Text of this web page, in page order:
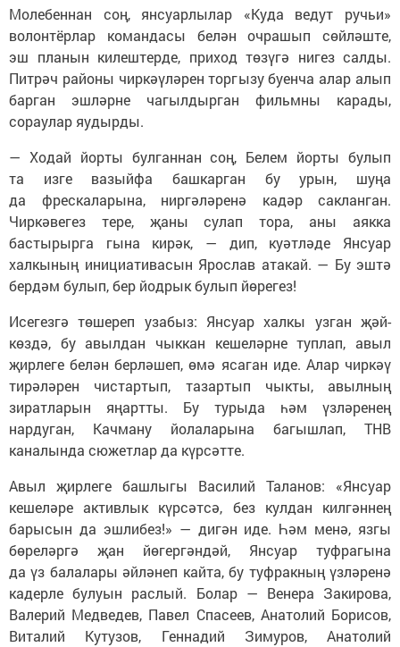
Молебеннан соң, янсуарлылар «Куда ведут ручьи»
волонтёрлар командасы белән очрашып сөйләште,
эш планын килештерде, приход төзүгә нигез салды.
Питрәч районы чиркәүләрен торгызу буенча алар алып
барган эшләрне чагылдырган фильмны карады,
сораулар яудырды.
— Ходай йорты булганнан соң, Белем йорты булып
та изге вазыйфа башкарган бу урын, шуңа
да фрескаларына, ниргәләренә кадәр сакланган.
Чиркәвегез тере, җаны сулап тора, аны аякка
бастырырга гына кирәк, — дип, куәтләде Янсуар
халкының инициативасын Ярослав атакай. — Бу эштә
бердәм булып, бер йодрык булып йөрегез!
Исегезгә төшереп узабыз: Янсуар халкы узган җәй-
көздә, бу авылдан чыккан кешеләрне туплап, авыл
җирлеге белән берләшеп, өмә ясаган иде. Алар чиркәү
тирәләрен чистартып, тазартып чыкты, авылның
зиратларын яңартты. Бу турыда һәм үзләренең
нардуган, Качману йолаларына багышлап, ТНВ
каналында сюжетлар да күрсәтте.
Авыл җирлеге башлыгы Василий Таланов: «Янсуар
кешеләре активлык күрсәтсә, без кулдан килгәннең
барысын да эшлибез!» — дигән иде. Һәм менә, язгы
бөреләргә җан йөгергәндәй, Янсуар туфрагына
да үз балалары әйләнеп кайта, бу туфракның үзләренә
кадерле булуын раслый. Болар — Венера Закирова,
Валерий Медведев, Павел Спасеев, Анатолий Борисов,
Виталий Кутузов, Геннадий Зимуров, Анатолий